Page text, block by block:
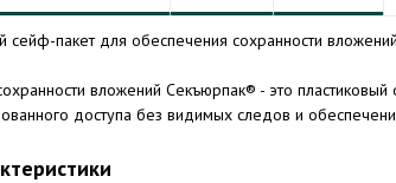
пакет для обеспечения сохранности
вложений Секъюрпак® - это
доступа без видимых следов и